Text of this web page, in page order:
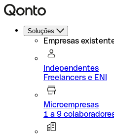
Soluções
Empresas
Independentes
Freelancers e ENI
Microempresas
1 a 9